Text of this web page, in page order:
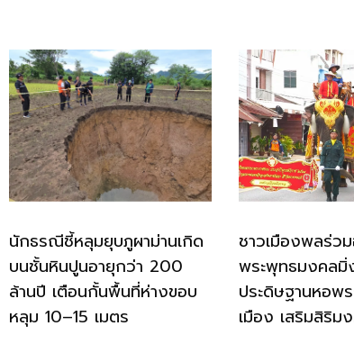
นักธรณีชี้หลุมยุบภูผาม่านเกิด
บนชั้นหินปูนอายุกว่า 200
ล้านปี เตือนกั้นพื้นที่ห่างขอบ
หลุม 10–15 เมตร
ชาวเมืองพลร่
พระพุทธมงคลมิ่
ประดิษฐานหอพ
เมือง เสริมสิริม